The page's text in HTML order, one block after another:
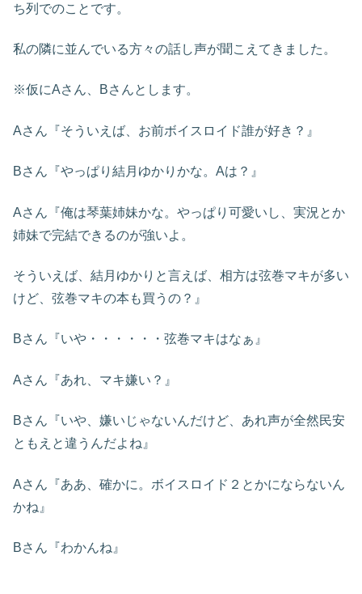
ち列でのことです。
私の隣に並んでいる方々の話し声が聞こえてきました。
※仮にAさん、Bさんとします。
Aさん『そういえば、お前ボイスロイド誰が好き？』
Bさん『やっぱり結月ゆかりかな。Aは？』
Aさん『俺は琴葉姉妹かな。やっぱり可愛いし、実況とか
姉妹で完結できるのが強いよ。
そういえば、結月ゆかりと言えば、相方は弦巻マキが多い
けど、弦巻マキの本も買うの？』
Bさん『いや・・・・・・弦巻マキはなぁ』
Aさん『あれ、マキ嫌い？』
Bさん『いや、嫌いじゃないんだけど、あれ声が全然民安
ともえと違うんだよね』
Aさん『ああ、確かに。ボイスロイド２とかにならないん
かね』
Bさん『わかんね』